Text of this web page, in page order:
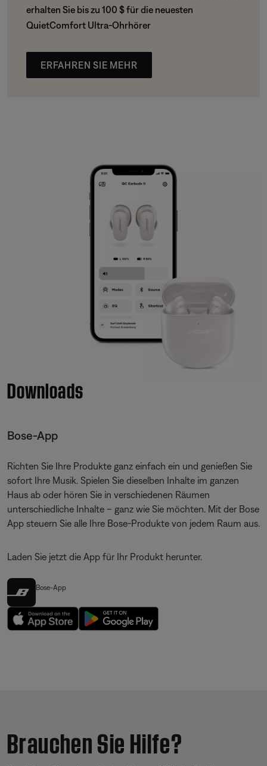
erhalten Sie bis zu 100 $ für die neuesten
QuietComfort Ultra-Ohrhörer
ERFAHREN SIE MEHR
Downloads
Bose-App
Richten Sie Ihre Produkte ganz einfach ein und genießen Sie
sofort Ihre Musik. Spielen Sie dieselben Inhalte im ganzen
Haus ab oder hören Sie in verschiedenen Räumen
unterschiedliche Inhalte – ganz wie Sie möchten. Mit der Bose
App steuern Sie alle Ihre Bose-Produkte von jedem Raum aus.
Laden Sie jetzt die App für Ihr Produkt herunter.
Bose-App
Brauchen Sie Hilfe?